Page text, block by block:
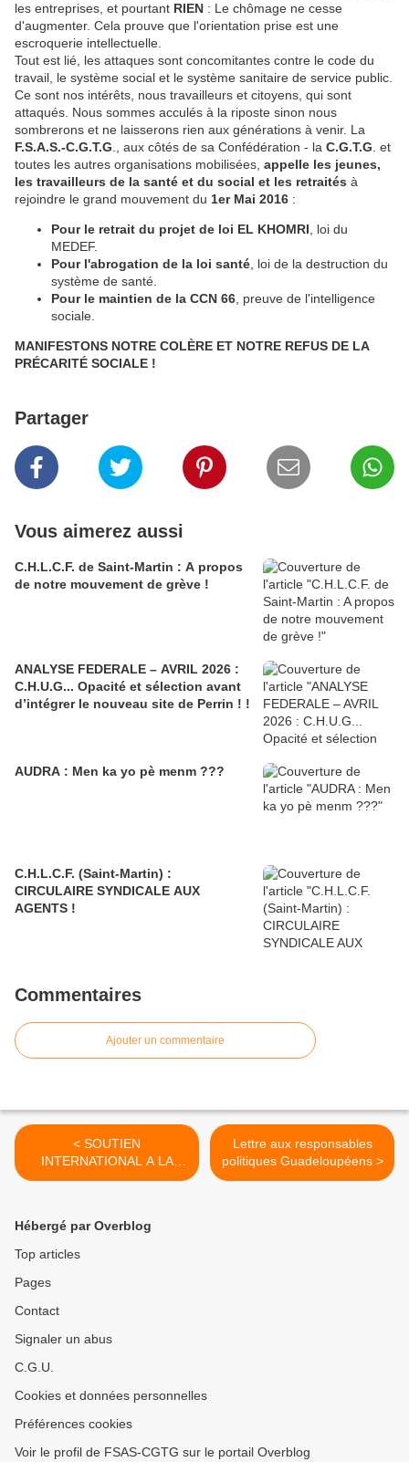
les entreprises, et pourtant RIEN : Le chômage ne cesse
d'augmenter. Cela prouve que l'orientation prise est une
escroquerie intellectuelle.
Tout est lié, les attaques sont concomitantes contre le code du
travail, le système social et le système sanitaire de service public.
Ce sont nos intérêts, nous travailleurs et citoyens, qui sont
attaqués. Nous sommes acculés à la riposte sinon nous
sombrerons et ne laisserons rien aux générations à venir. La
F.S.A.S.-C.G.T.G ., aux côtés de sa Confédération - la C.G.T.G . et
toutes les autres organisations mobilisées, appelle les jeunes,
les travailleurs de la santé et du social et les retraités à
rejoindre le grand mouvement du 1er Mai 2016 :
Pour le retrait du projet de loi EL KHOMRI , loi du
MEDEF.
Pour l'abrogation de la loi santé , loi de la destruction du
système de santé.
Pour le maintien de la CCN 66 , preuve de l'intelligence
sociale.
MANIFESTONS NOTRE COLÈRE ET NOTRE REFUS DE LA
PRÉCARITÉ SOCIALE !
Partager
Vous aimerez aussi
C.H.L.C.F. de Saint-Martin : A propos
de notre mouvement de grève !
ANALYSE FEDERALE – AVRIL 2026 :
C.H.U.G... Opacité et sélection avant
d’intégrer le nouveau site de Perrin ! !
AUDRA : Men ka yo pè menm ???
C.H.L.C.F. (Saint-Martin) :
CIRCULAIRE SYNDICALE AUX
AGENTS !
Commentaires
Ajouter un commentaire
< SOUTIEN
INTERNATIONAL A LA
CGTG
Lettre aux responsables
politiques Guadeloupéens >
Hébergé par Overblog
Top articles
Pages
Contact
Signaler un abus
C.G.U.
Cookies et données personnelles
Préférences cookies
Voir le profil de FSAS-CGTG sur le portail Overblog